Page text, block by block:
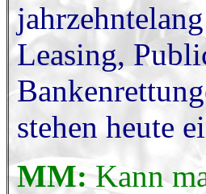
Leasing,
stehen heute
MM:Kann